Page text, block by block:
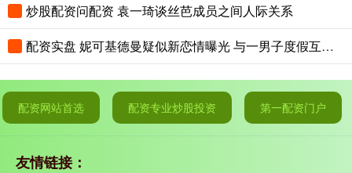
炒股配资问配资 袁一琦谈丝芭成员之间人际关系
配资实盘 妮可基德曼疑似新恋情曝光 与一男子度假互动亲密
配资网站首选 配资专业炒股投资 第一配资门户
友情链接：